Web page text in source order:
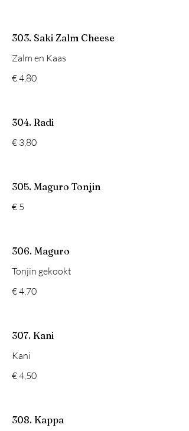
303. Saki Zalm Cheese
Zalm en Kaas
€ 4,80
304. Radi
€ 3,80
305. Maguro Tonjin
€ 5
306. Maguro
Tonjin gekookt
€ 4,70
307. Kani
Kani
€ 4,50
308. Kappa